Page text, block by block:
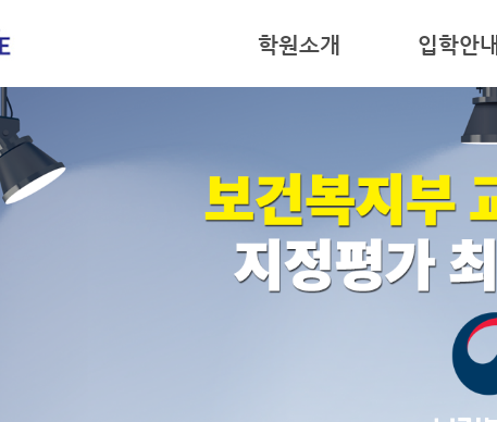
학원소개
학원 둘러보기
오시는 길
입학안내
교육과목
시험안내
취업
입학문의